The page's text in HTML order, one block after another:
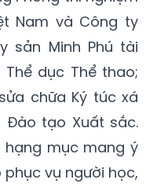
Nam và Công ty
sản Minh Phú tài
dục Thể thao;
chữa Ký túc xá
Đào tạo Xuất sắc.
hạng mục mang ý
vụ người học,